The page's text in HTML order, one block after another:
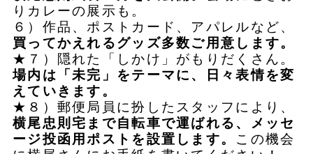
りカレーの展示も。
６）作品、ポストカード、アパレルなど、
買ってかえれるグッズ多数ご用意します。
★７）隠れた「しかけ」がもりだくさん。
場内は「未完」をテーマに、日々表情を変
えていきます。
★８）郵便局員に扮したスタッフにより、
横尾忠則宅まで自転車で運ばれる、メッセ
ージ投函用ポストを設置します。 この機会